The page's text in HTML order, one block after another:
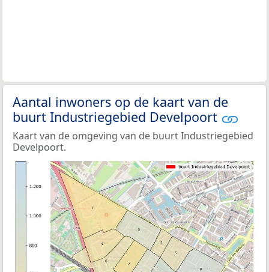
Aantal inwoners op de kaart van de
buurt Industriegebied Develpoort
Kaart van de omgeving van de buurt Industriegebied
Develpoort.